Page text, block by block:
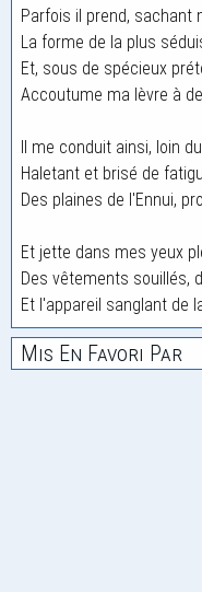
Parfois il prend, sachant
La forme de la plus
Et, sous de spécieux
Accoutume ma lèvre à
Il me conduit ainsi, loin
Haletant et brisé de
Des plaines de l'Ennui,
Et jette dans mes yeux
Des vêtements souillés,
Et l'appareil sanglant de
Mis En Favori Par